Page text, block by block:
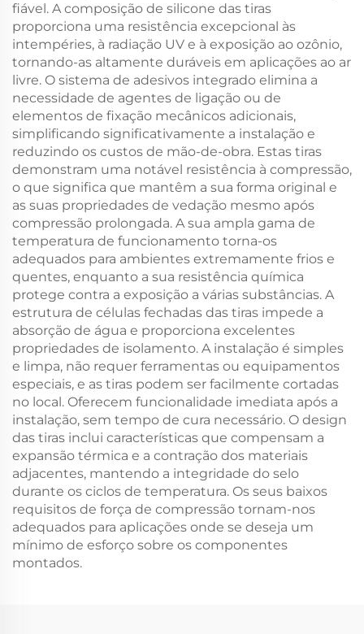
fiável. A composição de silicone das tiras
proporciona uma resistência excepcional às
intempéries, à radiação UV e à exposição ao ozônio,
tornando-as altamente duráveis em aplicações ao ar
livre. O sistema de adesivos integrado elimina a
necessidade de agentes de ligação ou de
elementos de fixação mecânicos adicionais,
simplificando significativamente a instalação e
reduzindo os custos de mão-de-obra. Estas tiras
demonstram uma notável resistência à compressão,
o que significa que mantêm a sua forma original e
as suas propriedades de vedação mesmo após
compressão prolongada. A sua ampla gama de
temperatura de funcionamento torna-os
adequados para ambientes extremamente frios e
quentes, enquanto a sua resistência química
protege contra a exposição a várias substâncias. A
estrutura de células fechadas das tiras impede a
absorção de água e proporciona excelentes
propriedades de isolamento. A instalação é simples
e limpa, não requer ferramentas ou equipamentos
especiais, e as tiras podem ser facilmente cortadas
no local. Oferecem funcionalidade imediata após a
instalação, sem tempo de cura necessário. O design
das tiras inclui características que compensam a
expansão térmica e a contração dos materiais
adjacentes, mantendo a integridade do selo
durante os ciclos de temperatura. Os seus baixos
requisitos de força de compressão tornam-nos
adequados para aplicações onde se deseja um
mínimo de esforço sobre os componentes
montados.